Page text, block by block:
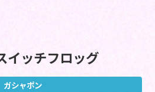
イッチフロッグ
ガシャポン